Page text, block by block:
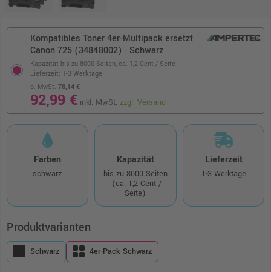
Kompatibles Toner 4er-Multipack ersetzt
Canon 725 (3484B002) · Schwarz
Kapazität bis zu 8000 Seiten, ca. 1,2 Cent / Seite
o. MwSt.78,14 €
92,99 € inkl. MwSt.zzgl. Versand
Lieferzeit: 1-3 Werktage
Farben
schwarz
Kapazität
bis zu 8000 Seiten
(ca. 1,2 Cent /
Seite)
Lieferzeit
1-3 Werktage
Produktvarianten
Schwarz 4er-Pack Schwarz